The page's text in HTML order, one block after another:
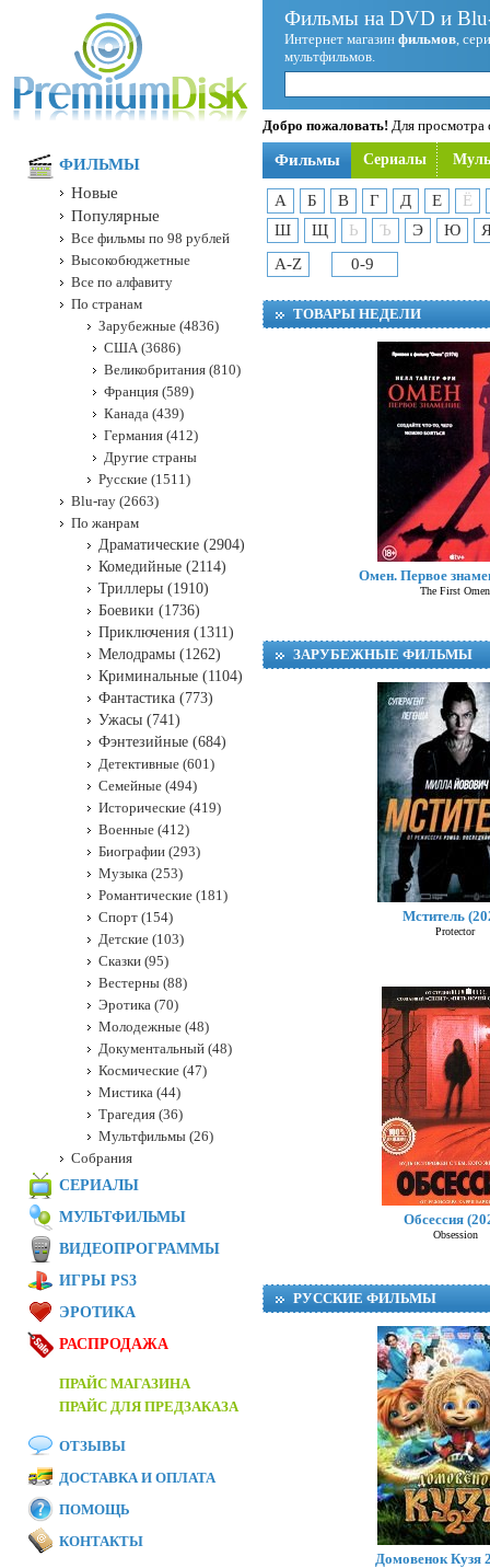
Фильмы на DVD и
Интернет магазин фильмов,
мультфильмов.
Добро пожаловать! Для просмотра
Фильмы Сериалы
А Б В Г Д Е
Ё
Ш
Щ Ь Ъ Э Ю
A-Z
0-9
ТОВАРЫ НЕДЕЛИ
Омен. Первое
The First Omen
ЗАРУБЕЖНЫЕ ФИЛЬМЫ
Мститель
Protector
Обсессия
Obsession
Модная братва
I Love Boosters
РУССКИЕ ФИЛЬМЫ
Домовенок Кузя
ФИЛЬМЫ
Новые
Популярные
Все фильмы по 98 рублей
Высокобюджетные
Все по алфавиту
По странам
Зарубежные (4836)
США (3686)
Великобритания (810)
Франция (589)
Канада (439)
Германия (412)
Другие страны
Русские (1511)
Blu-ray (2663)
По жанрам
Драматические (2904)
Комедийные (2114)
Триллеры (1910)
Боевики (1736)
Приключения (1311)
Мелодрамы (1262)
Криминальные (1104)
Фантастика (773)
Ужасы (741)
Фэнтезийные (684)
Детективные (601)
Семейные (494)
Исторические (419)
Военные (412)
Биографии (293)
Музыка (253)
Романтические (181)
Спорт (154)
Детские (103)
Сказки (95)
Вестерны (88)
Эротика (70)
Молодежные (48)
Документальный (48)
Космические (47)
Мистика (44)
Трагедия (36)
Мультфильмы (26)
Собрания
СЕРИАЛЫ
МУЛЬТФИЛЬМЫ
ВИДЕОПРОГРАММЫ
ИГРЫ PS3
ЭРОТИКА
РАСПРОДАЖА
ПРАЙС МАГАЗИНА
ПРАЙС ДЛЯ ПРЕДЗАКАЗА
ОТЗЫВЫ
ДОСТАВКА И ОПЛАТА
ПОМОЩЬ
КОНТАКТЫ